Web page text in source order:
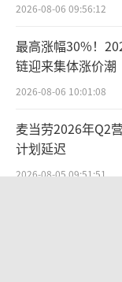
2026-08-06 09:56:12
最高涨幅30%！
链迎来集体涨价潮
2026-08-06 10:01:08
麦当劳2026年Q2
计划延迟
2026-08-05 09:51:51